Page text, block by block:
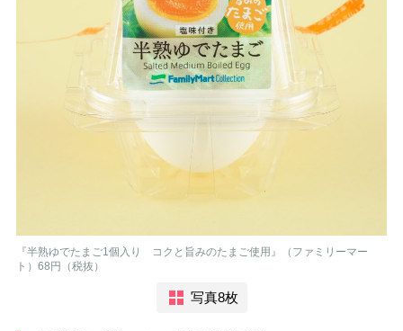
『半熟ゆでたまご1個入り コクと旨みのたまご使用』（ファミリーマー
ト）68円（税抜）
写真8枚